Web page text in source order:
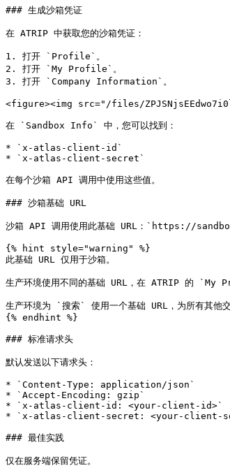
### 生成沙箱凭证
在 ATRIP 中获取您的沙箱凭证：
1. 打开 `Profile`。
2. 打开 `My Profile`。
3. 打开 `Company Information`。
<figure><img src="/files/
在 `Sandbox Info` 中，您可以找到：
* `x-atlas-client-id`
* `x-atlas-client-secret`
在每个沙箱 API 调用中使用这些值。
### 沙箱基础 URL
沙箱 API 调用使用此基础 URL：`https://
{% hint style="warning" %}
此基础 URL 仅用于沙箱。
生产环境使用不同的基础 URL，在 ATRIP 的
生产环境为 `搜索` 使用一个基础 URL，为所有其他
{% endhint %}
### 标准请求头
默认发送以下请求头：
* `Content-Type: application/json`
* `Accept-Encoding: gzip`
* `x-atlas-client-id: <your-client-id>`
* `x-atlas-client-secret: <your-client-
### 最佳实践
仅在服务端保留凭证。